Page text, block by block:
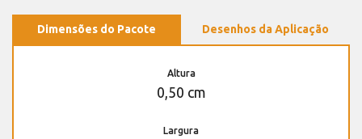
Dimensões do Pacote Desenhos da Aplicação
Altura
0,50 cm
Largura